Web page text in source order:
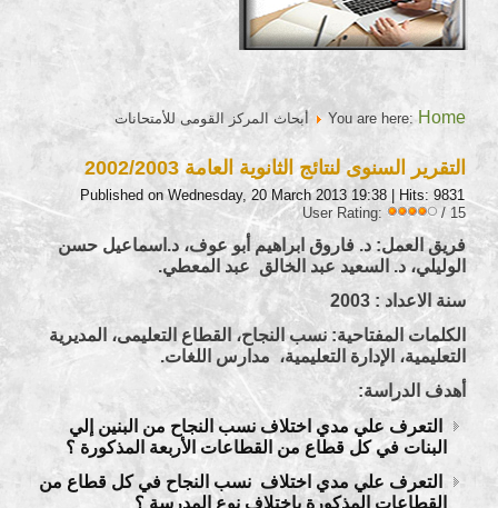
You are here: Home أبحاث المركز القومى للأمتحانات
التقرير السنوى لنتائج الثانوية العامة 2002/2003
Published on Wednesday, 20 March 2013 19:38| Hits: 9831
User Rating:
/ 15
فريق العمل: د. فاروق ابراهيم أبو عوف، د.اسماعيل حسن
الوليلي، د. السعيد عبد الخالق عبد المعطي.
سنة الاعداد : 2003
الكلمات المفتاحية: نسب النجاح، القطاع التعليمى، المديرية
التعليمية، الإدارة التعليمية، مدارس اللغات.
أهدف الدراسة:
التعرف علي مدي اختلاف نسب النجاح من البنين إلي
البنات في كل قطاع من القطاعات الأربعة المذكورة ؟
التعرف علي مدي اختلاف نسب النجاح في كل قطاع من
القطاعات المذكورة باختلاف نوع المدرسة ؟